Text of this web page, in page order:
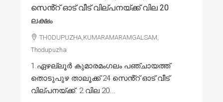
സെൻ്റ് ഓട് വീട് വില്പനയ്ക്ക് വില 20
ലക്ഷം
THODUPUZHA,KUMARAMARAMGALSAM,
Thodupuzha
1.ഏഴല്ലൂർ കുമാരമംഗലം പഞ്ചായത്ത്
തൊടുപുഴ താലൂക്ക് 24 സെൻ്റ് ഓട് വീട്
വില്പനയ്ക്ക്. 2.വില 20...